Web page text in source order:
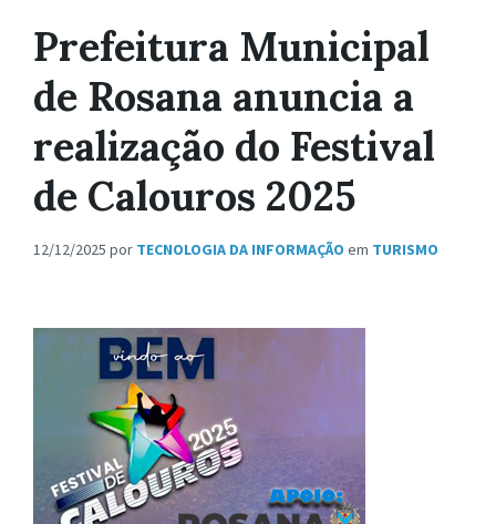
Prefeitura Municipal
de Rosana anuncia a
realização do Festival
de Calouros 2025
12/12/2025 por TECNOLOGIA DA INFORMAÇÃO em TURISMO